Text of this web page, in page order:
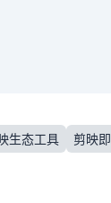
生态工具 剪映